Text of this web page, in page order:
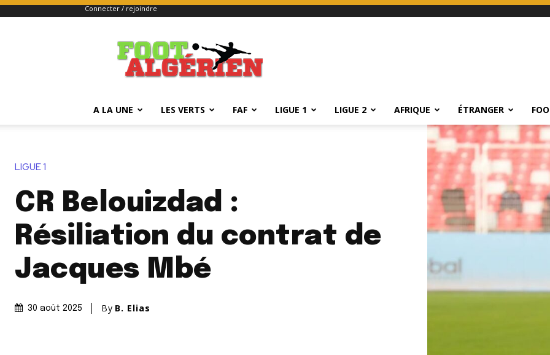
Connecter / rejoindre
FOOTALGERIEN
A LA UNE LES VERTS FAF LIGUE 1 LIGUE 2 AFRIQUE ÉTRANGER
LIGUE 1
CR Belouizdad :
Résiliation du contrat de
Jacques Mbé
30 août 2025 By B. Elias